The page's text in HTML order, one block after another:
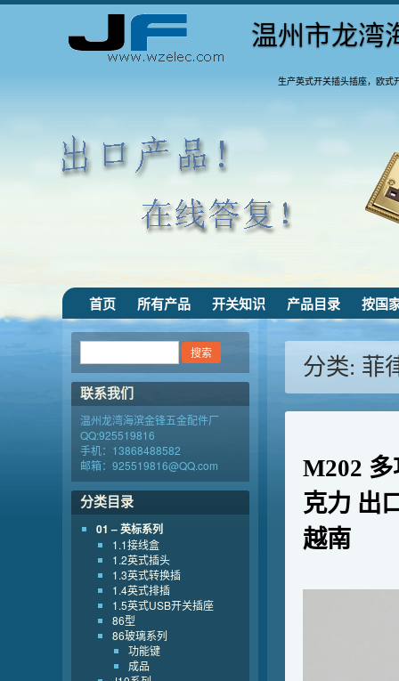
温州市龙湾
生产英式开关插头插座，欧式
首页 所有产品 开关知识 产品目录 按国
分类: 菲
M202
克力 出
越南
联系我们
温州龙湾海滨金锋五金配件厂
QQ:925519816
手机：13868488582
邮箱：925519816@QQ.com
分类目录
01 – 英标系列
1.1接线盒
1.2英式插头
1.3英式转换插
1.4英式排插
1.5英式USB开关插座
86型
86玻璃系列
功能键
成品